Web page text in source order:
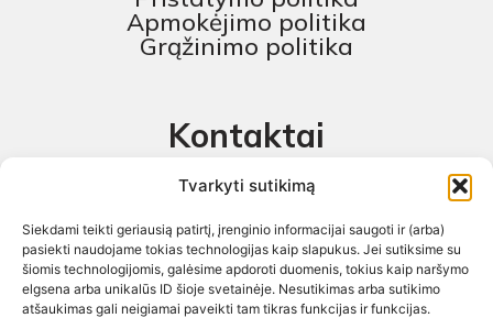
Tvarkyti sutikimą
Siekdami teikti geriausią patirtį, įrenginio informacijai saugoti ir (arba)
pasiekti naudojame tokias technologijas kaip slapukus. Jei sutiksime su
šiomis technologijomis, galėsime apdoroti duomenis, tokius kaip naršymo
elgsena arba unikalūs ID šioje svetainėje. Nesutikimas arba sutikimo
atšaukimas gali neigiamai paveikti tam tikras funkcijas ir funkcijas.
Apmokėjimo politika
Grąžinimo politika
Kontaktai
pagalba@baldustilius.lt
I-V : 10:00 iki 16:00